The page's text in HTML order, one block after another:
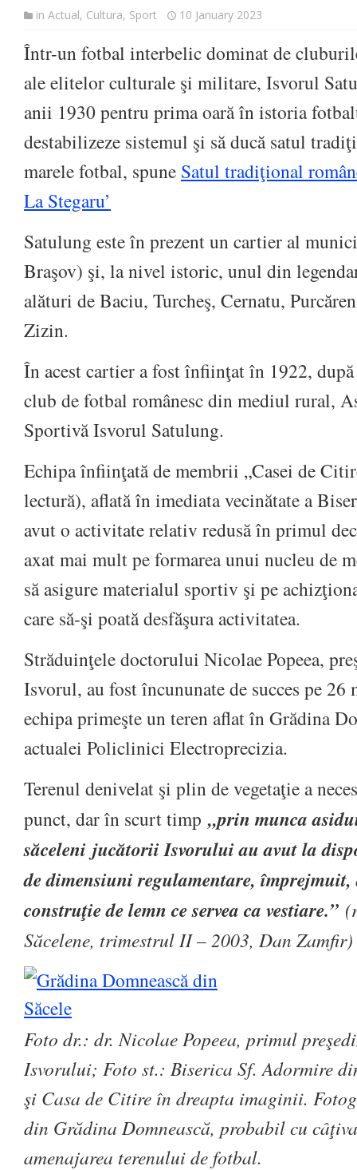
in Actual, Cultura, Sport 10 January 2023
Într-un fotbal interbelic dominat de
ale elitelor culturale şi militare, Isvorul
anii 1930 pentru prima oară în istoria
destabilizeze sistemul şi să ducă satul
marele fotbal, spune Satul tradiţional
La Stegaru’
Satulung este în prezent un cartier al
Braşov) şi, la nivel istoric, unul din
alături de Baciu, Turcheş, Cernatu,
Zizin.
În acest cartier a fost înfiinţat în 1922,
club de fotbal românesc din mediul rural,
Sportivă Isvorul Satulung.
Echipa înfiinţată de membrii „Casei de
lectură), aflată în imediata vecinătate a
avut o activitate relativ redusă în primul
axat mai mult pe formarea unui nucleu de
să asigure materialul sportiv şi pe
care să-şi poată desfăşura activitatea.
Străduinţele doctorului Nicolae Popeea,
Isvorul, au fost încununate de succes pe 26
echipa primeşte un teren aflat în Grădina
actualei Policlinici Electroprecizia.
Terenul denivelat şi plin de vegetaţie a
punct, dar în scurt timp„prin munca
săceleni jucătorii Isvorului au avut la
de dimensiuni regulamentare,
construţie de lemn ce servea ca vestiare.” (
Săcelene, trimestrul II – 2003, Dan Zamfir)
Foto dr.: dr. Nicolae Popeea, primul
Isvorului; Foto st.: Biserica Sf. Adormire
şi Casa de Citire în dreapta imaginii.
din Grădina Domnească, probabil cu
amenajarea terenului de fotbal.